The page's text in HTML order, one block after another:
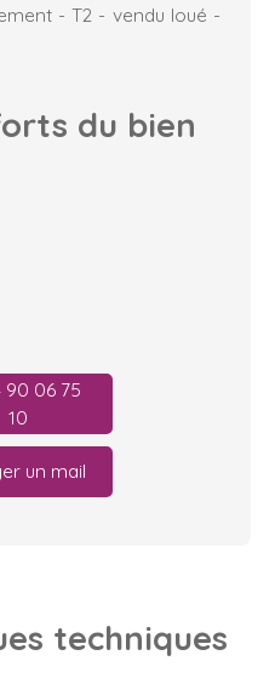
- T2 - vendu loué -
du bien
90 06 75
10
un mail
techniques